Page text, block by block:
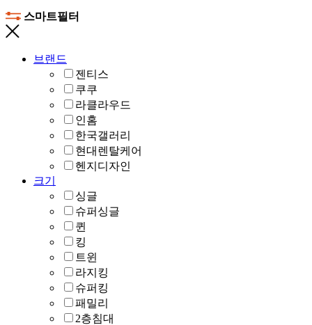
스마트필터
브랜드
젠티스
쿠쿠
라클라우드
인홈
한국갤러리
현대렌탈케어
헨지디자인
크기
싱글
슈퍼싱글
퀸
킹
트윈
라지킹
슈퍼킹
패밀리
2층침대